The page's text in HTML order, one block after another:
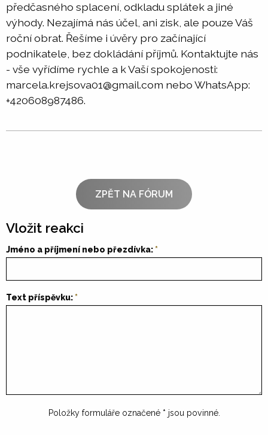
předčasného splacení, odkladu splátek a jiné
výhody. Nezajímá nás účel, ani zisk, ale pouze Váš
roční obrat. Řešíme i úvěry pro začínající
podnikatele, bez dokládání příjmů. Kontaktujte nás
- vše vyřídíme rychle a k Vaší spokojenosti:
marcela.krejsova01@gmail.com nebo WhatsApp:
+420608987486.
ZPĚT NA FÓRUM
Vložit reakci
Jméno a příjmení nebo přezdívka:
Text příspěvku:
Položky formuláře označené * jsou povinné.